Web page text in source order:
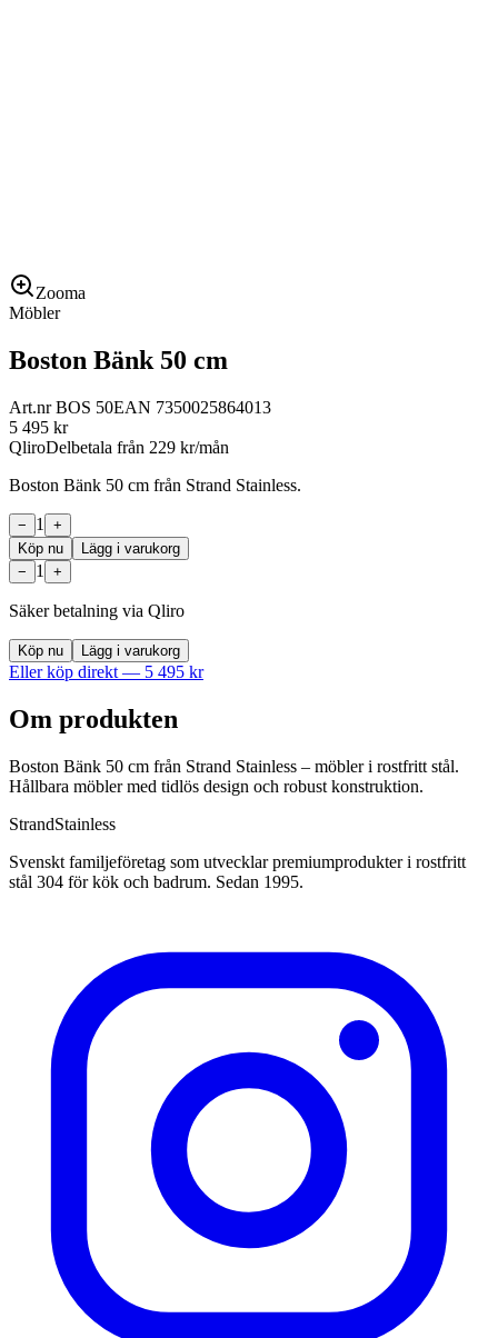
Zooma
Möbler
Boston Bänk 50 cm
Art.nrBOS 50EAN 7350025864013
5 495 kr
QliroDelbetala från 229 kr/mån
Boston Bänk 50 cm från Strand Stainless.
− 1
+
Köp nu
Lägg i varukorg
−
1 +
Säker betalning via Qliro
Köp nu Lägg i varukorg
Eller köp direkt — 5 495 kr
Om produkten
Boston Bänk 50 cm från Strand Stainless – möbler i rostfritt stål.
Hållbara möbler med tidlös design och robust konstruktion.
StrandStainless
Svenskt familjeföretag som utvecklar premiumprodukter i rostfritt
stål 304 för kök och badrum. Sedan 1995.